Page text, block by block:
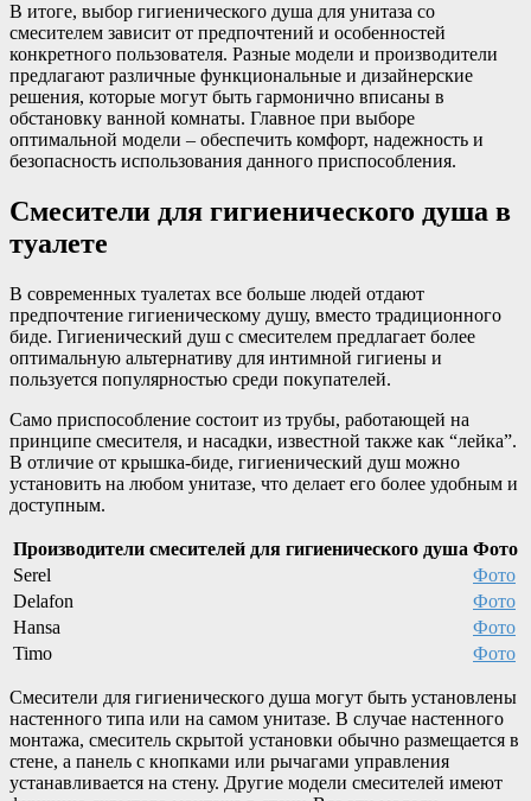
В итоге, выбор гигиенического душа для унитаза со
смесителем зависит от предпочтений и особенностей
конкретного пользователя. Разные модели и производители
предлагают различные функциональные и дизайнерские
решения, которые могут быть гармонично вписаны в
обстановку ванной комнаты. Главное при выборе
оптимальной модели – обеспечить комфорт, надежность и
безопасность использования данного приспособления.
Смесители для гигиенического душа в
туалете
В современных туалетах все больше людей отдают
предпочтение гигиеническому душу, вместо традиционного
биде. Гигиенический душ с смесителем предлагает более
оптимальную альтернативу для интимной гигиены и
пользуется популярностью среди покупателей.
Само приспособление состоит из трубы, работающей на
принципе смесителя, и насадки, известной также как “лейка”.
В отличие от крышка-биде, гигиенический душ можно
установить на любом унитазе, что делает его более удобным и
доступным.
Производители смесителей для гигиенического душа Фото
Serel
Фото
Delafon
Фото
Hansa
Фото
Timo
Фото
Смесители для гигиенического душа могут быть установлены
настенного типа или на самом унитазе. В случае настенного
монтажа, смеситель скрытой установки обычно размещается в
стене, а панель с кнопками или рычагами управления
устанавливается на стену. Другие модели смесителей имеют